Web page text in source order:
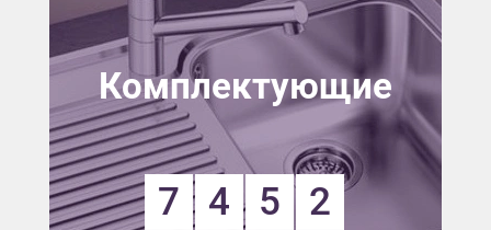
Комплектующие
7 4 5 2